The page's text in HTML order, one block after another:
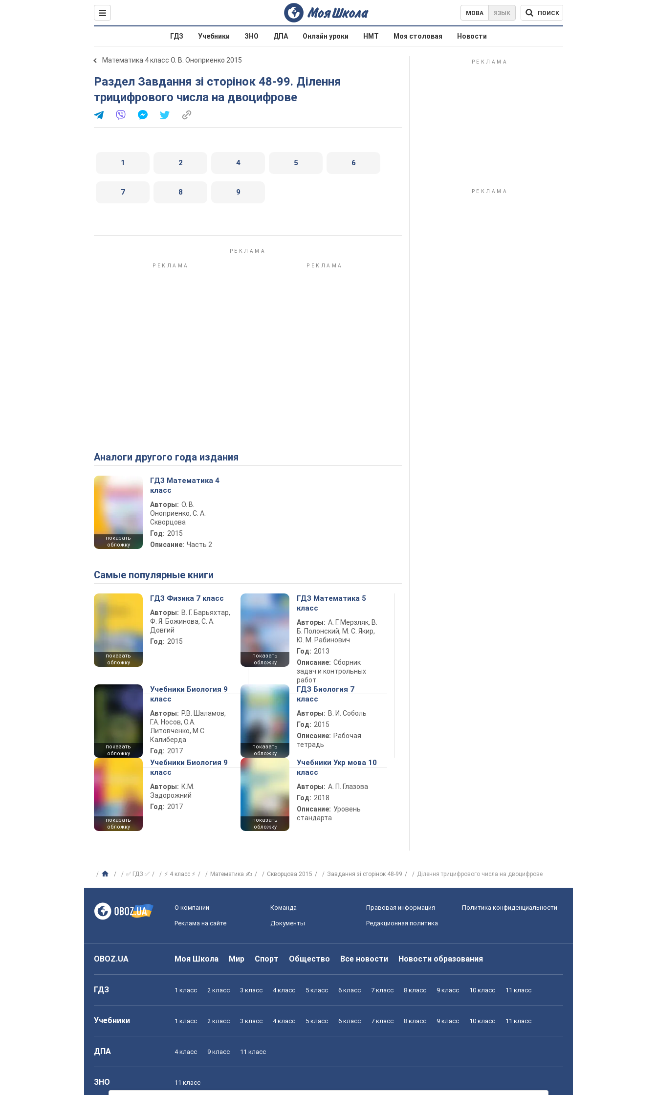
МОВА ЯЗЫК ПОИСК
ГДЗ Учебники ЗНО ДПА Онлайн уроки НМТ Моя столовая Новости
Математика 4 класс О. В. Оноприенко 2015
Раздел Завдання зі сторінок 48-99. Ділення
трицифрового числа на двоцифрове
1 2 4 5 6
7 8 9
Аналоги другого года издания
показать
обложку
ГДЗ Математика 4
класс
Авторы: О. В.
Оноприенко, С. А.
Скворцова
Год: 2015
Описание: Часть 2
Самые популярные книги
показать
обложку
ГДЗ Физика 7 класс
Авторы: В. Г. Барьяхтар,
Ф. Я. Божинова, С. А.
Довгий
Год: 2015
показать
обложку
ГДЗ Математика 5
класс
Авторы: А. Г. Мерзляк, В.
Б. Полонский, М. С. Якир,
Ю. М. Рабинович
Год: 2013
Описание: Сборник
задач и контрольных
работ
показать
обложку
Учебники Биология 9
класс
Авторы: Р.В. Шаламов,
Г.А. Носов, О.А.
Литовченко, М.С.
Калиберда
Год: 2017
показать
обложку
ГДЗ Биология 7
класс
Авторы: В. И. Соболь
Год: 2015
Описание: Рабочая
тетрадь
показать
обложку
Учебники Биология 9
класс
Авторы: К.М.
Задорожний
Год: 2017
показать
обложку
Учебники Укр мова 10
класс
Авторы: А. П. Глазова
Год: 2018
Описание: Уровень
стандарта
✅ ГДЗ ✅ ⚡ 4 класс ⚡ Математика ✍ Скворцова 2015 Завдання зі сторінок 48-99 Ділення трицифрового числа на двоцифрове
О компании Команда Правовая информация Политика конфиденциальности
Реклама на сайте Документы Редакционная политика
OBOZ.UA Моя Школа Мир Спорт Общество Все новости Новости образования
ГДЗ 1 класс 2 класс 3 класс 4 класс 5 класс 6 класс 7 класс 8 класс 9 класс 10 класс 11 класс
Учебники 1 класс 2 класс 3 класс 4 класс 5 класс 6 класс 7 класс 8 класс 9 класс 10 класс 11 класс
ДПА 4 класс 9 класс 11 класс
ЗНО 11 класс